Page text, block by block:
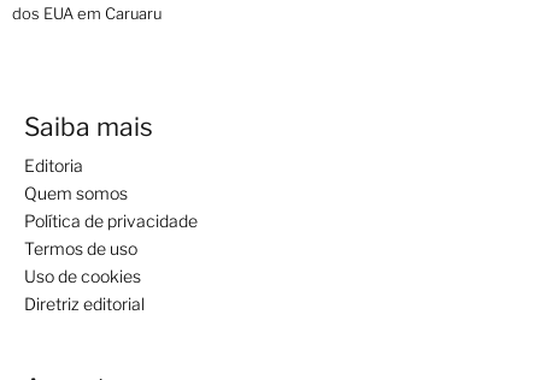
dos EUA em Caruaru
Saiba mais
Editoria
Quem somos
Política de privacidade
Termos de uso
Uso de cookies
Diretriz editorial